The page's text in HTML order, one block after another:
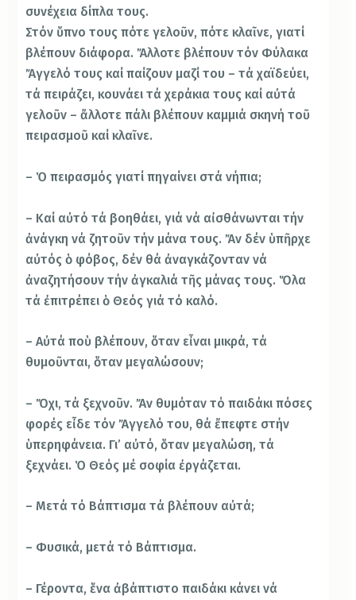
συνέχεια δίπλα τους.
Στόν ὕπνο τους πότε γελοῦν, πότε κλαῖνε, γιατί
βλέπουν διάφορα. Ἄλλοτε βλέπουν τόν Φύλακα
Ἄγγελό τους καί παίζουν μαζί του – τά χαϊδεύει,
τά πειράζει, κουνάει τά χεράκια τους καί αὐτά
γελοῦν – ἄλλοτε πάλι βλέπουν καμμιά σκηνή τοῦ
πειρασμοῦ καί κλαῖνε.
– Ὁ πειρασμός γιατί πηγαίνει στά νήπια;
– Καί αὐτό τά βοηθάει, γιά νά αἰσθάνωνται τήν
ἀνάγκη νά ζητοῦν τήν μάνα τους. Ἄν δέν ὑπῆρχε
αὐτός ὁ φόβος, δέν θά ἀναγκάζονταν νά
ἀναζητήσουν τήν ἀγκαλιά τῆς μάνας τους. Ὅλα
τά ἐπιτρέπει ὁ Θεός γιά τό καλό.
– Αὐτά ποὺ βλέπουν, ὅταν εἶναι μικρά, τά
θυμοῦνται, ὅταν μεγαλώσουν;
– Ὄχι, τά ξεχνοῦν. Ἄν θυμόταν τό παιδάκι πόσες
φορές εἶδε τόν Ἄγγελό του, θά ἔπεφτε στήν
ὑπερηφάνεια. Γι’ αὐτό, ὅταν μεγαλώση, τά
ξεχνάει. Ὁ Θεός μέ σοφία ἐργάζεται.
– Μετά τό Βάπτισμα τά βλέπουν αὐτά;
– Φυσικά, μετά τό Βάπτισμα.
– Γέροντα, ἕνα ἀβάπτιστο παιδάκι κάνει νά